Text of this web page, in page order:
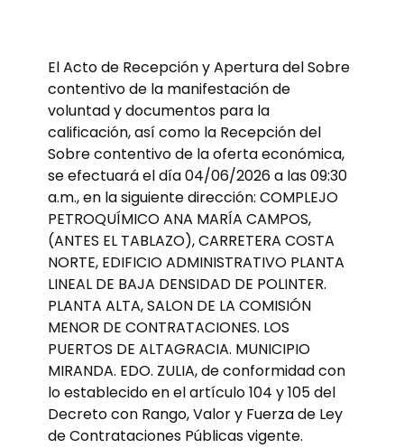
El Acto de Recepción y Apertura del Sobre
contentivo de la manifestación de
voluntad y documentos para la
calificación, así como la Recepción del
Sobre contentivo de la oferta económica,
se efectuará el día 04/06/2026 a las 09:30
a.m., en la siguiente dirección: COMPLEJO
PETROQUÍMICO ANA MARÍA CAMPOS,
(ANTES EL TABLAZO), CARRETERA COSTA
NORTE, EDIFICIO ADMINISTRATIVO PLANTA
LINEAL DE BAJA DENSIDAD DE POLINTER.
PLANTA ALTA, SALON DE LA COMISIÓN
MENOR DE CONTRATACIONES. LOS
PUERTOS DE ALTAGRACIA. MUNICIPIO
MIRANDA. EDO. ZULIA, de conformidad con
lo establecido en el artículo 104 y 105 del
Decreto con Rango, Valor y Fuerza de Ley
de Contrataciones Públicas vigente.